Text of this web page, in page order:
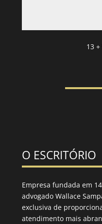
13 +
O ESCRITÓRIO
Empresa fundada em
advogado Wallace
exclusiva de
atendimento mais